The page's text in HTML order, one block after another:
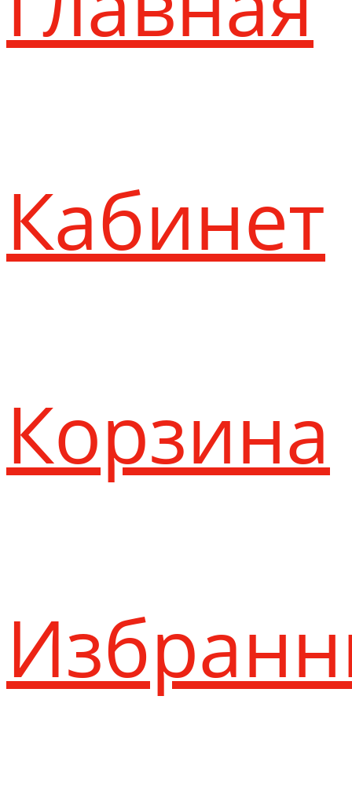
Кабинет
Корзина